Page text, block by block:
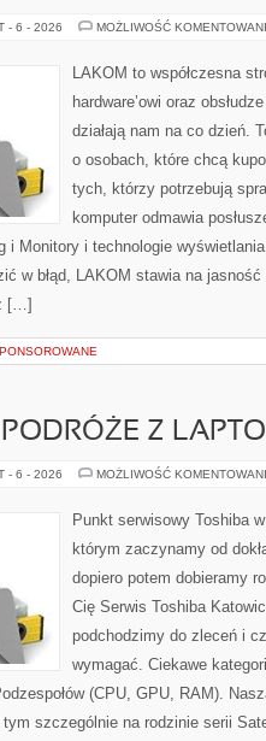
- 6 - 2026 MOŻLIWOŚĆ
LAKOM to współczesna
hardware’owi oraz
działają nam na co dzień.
o osobach, które chcą
tych, którzy potrzebują
komputer odmawia
i Monitory i technologie
w błąd, LAKOM stawia na
[…]
Z
- 6 - 2026 MOŻLIWOŚĆ
Punkt serwisowy Toshiba
którym zaczynamy od
dopiero potem dobieramy
Cię Serwis Toshiba
podchodzimy do zleceń i
wymagać. Ciekawe
(CPU, GPU, RAM).
szczególnie na rodzinie serii